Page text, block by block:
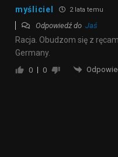
myśliciel 2 lata temu
Odpowiedź do Jaś
Racja. Obudzom się z
Germany.
0 0